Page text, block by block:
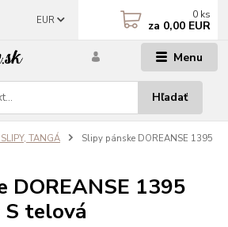
Menu
EUR
Hľadať
0 ks
za 0,00 EUR
TANGÁ
Slipy pánske DOREANSE 1395
DOREANSE 1395
telová